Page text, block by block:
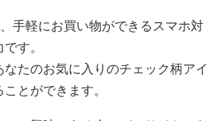
手軽にお買い物ができるスマホ対
す。
たのお気に入りのチェック柄アイ
とができます。